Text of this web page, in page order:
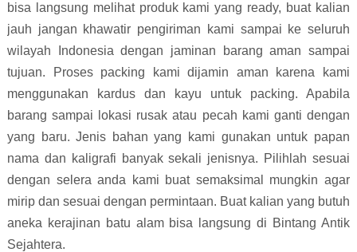
bisa langsung melihat produk kami yang ready, buat kalian
jauh jangan khawatir pengiriman kami sampai ke seluruh
wilayah Indonesia dengan jaminan barang aman sampai
tujuan. Proses packing kami dijamin aman karena kami
menggunakan kardus dan kayu untuk packing. Apabila
barang sampai lokasi rusak atau pecah kami ganti dengan
yang baru. Jenis bahan yang kami gunakan untuk papan
nama dan kaligrafi banyak sekali jenisnya. Pilihlah sesuai
dengan selera anda kami buat semaksimal mungkin agar
mirip dan sesuai dengan permintaan. Buat kalian yang butuh
aneka kerajinan batu alam bisa langsung di Bintang Antik
Sejahtera.